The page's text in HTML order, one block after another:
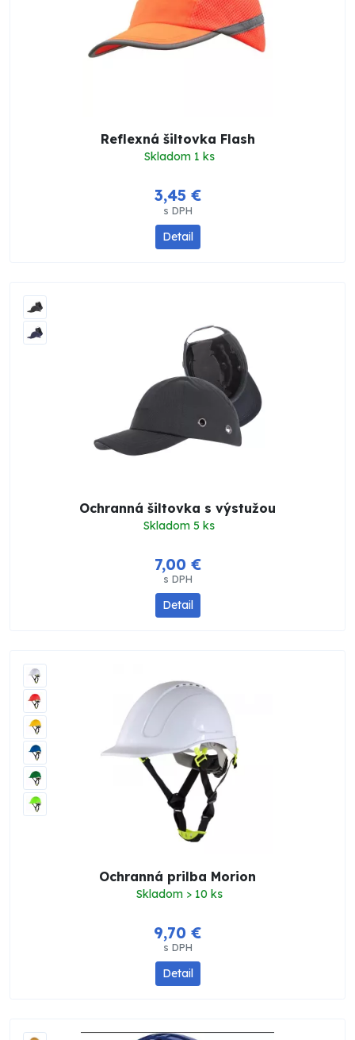
Reflexná šiltovka Flash
Skladom 1 ks
3,45 €
s DPH
Detail
Ochranná šiltovka s výstužou
Skladom 5 ks
7,00 €
s DPH
Detail
Ochranná prilba Morion
Skladom > 10 ks
9,70 €
s DPH
Detail